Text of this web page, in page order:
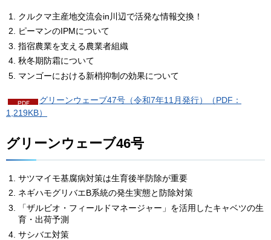
クルクマ主産地交流会in川辺で活発な情報交換！
ピーマンのIPMについて
指宿農業を支える農業者組織
秋冬期防霜について
マンゴーにおける新梢抑制の効果について
グリーンウェーブ47号（令和7年11月発行）（PDF：
1,219KB）
グリーンウェーブ46号
サツマイモ基腐病対策は生育後半防除が重要
ネギハモグリバエB系統の発生実態と防除対策
「ザルビオ・フィールドマネージャー」を活用したキャベツの生
育・出荷予測
サシバエ対策